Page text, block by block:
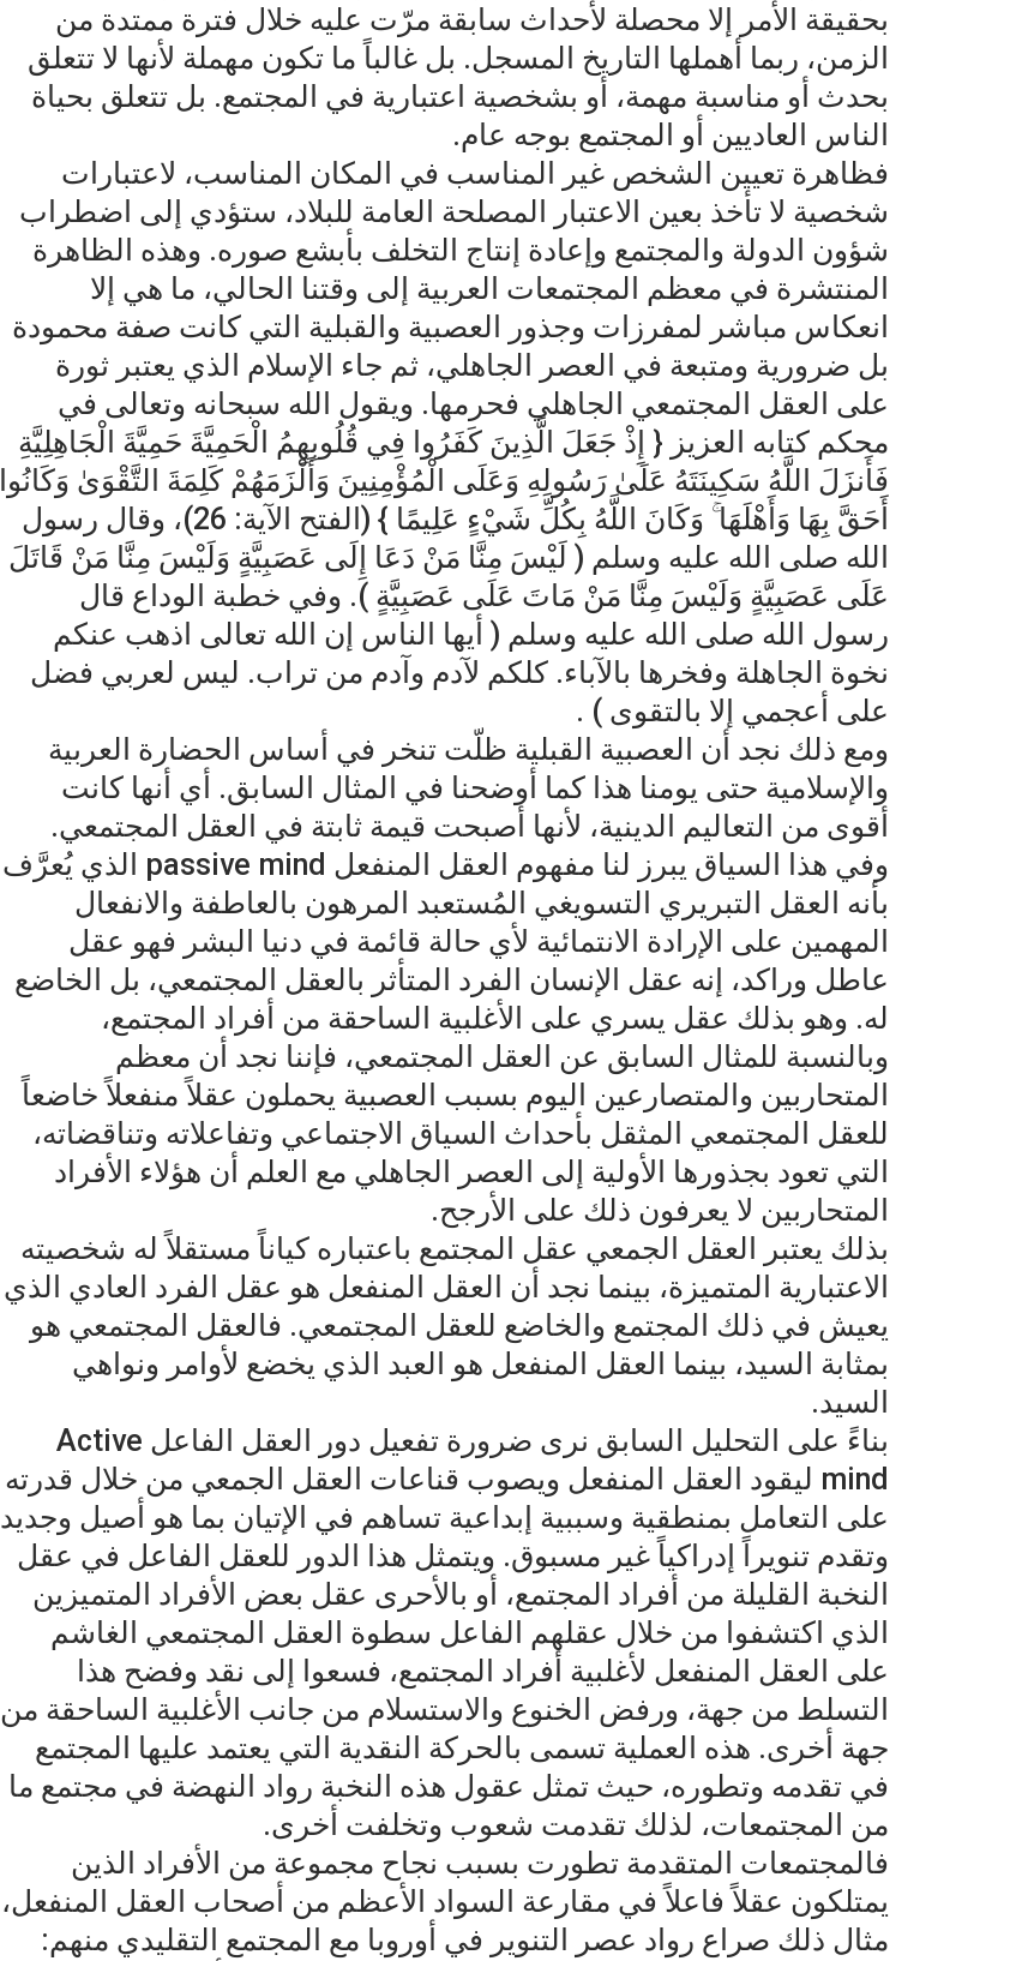
بحقيقة الأمر إلا محصلة لأحداث سابقة مرّت عليه خلال فترة ممتدة من
الزمن، ربما أهملها التاريخ المسجل. بل غالباً ما تكون مهملة لأنها لا تتعلق
بحدث أو مناسبة مهمة، أو بشخصية اعتبارية في المجتمع. بل تتعلق بحياة
الناس العاديين أو المجتمع بوجه عام.
فظاهرة تعيين الشخص غير المناسب في المكان المناسب، لاعتبارات
شخصية لا تأخذ بعين الاعتبار المصلحة العامة للبلاد، ستؤدي إلى اضطراب
شؤون الدولة والمجتمع وإعادة إنتاج التخلف بأبشع صوره. وهذه الظاهرة
المنتشرة في معظم المجتمعات العربية إلى وقتنا الحالي، ما هي إلا
انعكاس مباشر لمفرزات وجذور العصبية والقبلية التي كانت صفة محمودة
بل ضرورية ومتبعة في العصر الجاهلي، ثم جاء الإسلام الذي يعتبر ثورة
على العقل المجتمعي الجاهلي فحرمها. ويقول الله سبحانه وتعالى في
محكم كتابه العزيز { إِذْ جَعَلَ الَّذِينَ كَفَرُوا فِي قُلُوبِهِمُ الْحَمِيَّةَ حَمِيَّةَ الْجَاهِلِيَّةِ
فَأَنزَلَ اللَّهُ سَكِينَتَهُ عَلَىٰ رَسُولِهِ وَعَلَى الْمُؤْمِنِينَ وَأَلْزَمَهُمْ كَلِمَةَ التَّقْوَىٰ وَكَانُوا
أَحَقَّ بِهَا وَأَهْلَهَا ۚ وَكَانَ اللَّهُ بِكُلِّ شَيْءٍ عَلِيمًا } (الفتح الآية: 26)، وقال رسول
الله صلى الله عليه وسلم ( لَيْسَ مِنَّا مَنْ دَعَا إِلَى عَصَبِيَّةٍ وَلَيْسَ مِنَّا مَنْ قَاتَلَ
عَلَى عَصَبِيَّةٍ وَلَيْسَ مِنَّا مَنْ مَاتَ عَلَى عَصَبِيَّةٍ ). وفي خطبة الوداع قال
رسول الله صلى الله عليه وسلم ( أيها الناس إن الله تعالى اذهب عنكم
نخوة الجاهلة وفخرها بالآباء. كلكم لآدم وآدم من تراب. ليس لعربي فضل
على أعجمي إلا بالتقوى ) .
ومع ذلك نجد أن العصبية القبلية ظلّت تنخر في أساس الحضارة العربية
والإسلامية حتى يومنا هذا كما أوضحنا في المثال السابق. أي أنها كانت
أقوى من التعاليم الدينية، لأنها أصبحت قيمة ثابتة في العقل المجتمعي.
وفي هذا السياق يبرز لنا مفهوم العقل المنفعل passive mind الذي يُعرَّف
بأنه العقل التبريري التسويغي المُستعبد المرهون بالعاطفة والانفعال
المهمين على الإرادة الانتمائية لأي حالة قائمة في دنيا البشر فهو عقل
عاطل وراكد، إنه عقل الإنسان الفرد المتأثر بالعقل المجتمعي، بل الخاضع
له. وهو بذلك عقل يسري على الأغلبية الساحقة من أفراد المجتمع،
وبالنسبة للمثال السابق عن العقل المجتمعي، فإننا نجد أن معظم
المتحاربين والمتصارعين اليوم بسبب العصبية يحملون عقلاً منفعلاً خاضعاً
للعقل المجتمعي المثقل بأحداث السياق الاجتماعي وتفاعلاته وتناقضاته،
التي تعود بجذورها الأولية إلى العصر الجاهلي مع العلم أن هؤلاء الأفراد
المتحاربين لا يعرفون ذلك على الأرجح.
بذلك يعتبر العقل الجمعي عقل المجتمع باعتباره كياناً مستقلاً له شخصيته
الاعتبارية المتميزة، بينما نجد أن العقل المنفعل هو عقل الفرد العادي الذي
يعيش في ذلك المجتمع والخاضع للعقل المجتمعي. فالعقل المجتمعي هو
بمثابة السيد، بينما العقل المنفعل هو العبد الذي يخضع لأوامر ونواهي
السيد.
بناءً على التحليل السابق نرى ضرورة تفعيل دور العقل الفاعل Active
mind ليقود العقل المنفعل ويصوب قناعات العقل الجمعي من خلال قدرته
على التعامل بمنطقية وسببية إبداعية تساهم في الإتيان بما هو أصيل وجديد
وتقدم تنويراً إدراكياً غير مسبوق. ويتمثل هذا الدور للعقل الفاعل في عقل
النخبة القليلة من أفراد المجتمع، أو بالأحرى عقل بعض الأفراد المتميزين
الذي اكتشفوا من خلال عقلهم الفاعل سطوة العقل المجتمعي الغاشم
على العقل المنفعل لأغلبية أفراد المجتمع، فسعوا إلى نقد وفضح هذا
التسلط من جهة، ورفض الخنوع والاستسلام من جانب الأغلبية الساحقة من
جهة أخرى. هذه العملية تسمى بالحركة النقدية التي يعتمد عليها المجتمع
في تقدمه وتطوره، حيث تمثل عقول هذه النخبة رواد النهضة في مجتمع ما
من المجتمعات، لذلك تقدمت شعوب وتخلفت أخرى.
فالمجتمعات المتقدمة تطورت بسبب نجاح مجموعة من الأفراد الذين
يمتلكون عقلاً فاعلاً في مقارعة السواد الأعظم من أصحاب العقل المنفعل،
مثال ذلك صراع رواد عصر التنوير في أوروبا مع المجتمع التقليدي منهم: